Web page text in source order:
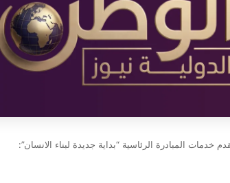
خدمات المبادرة الرئاسية “بداية جديدة لبناء الانسان”: